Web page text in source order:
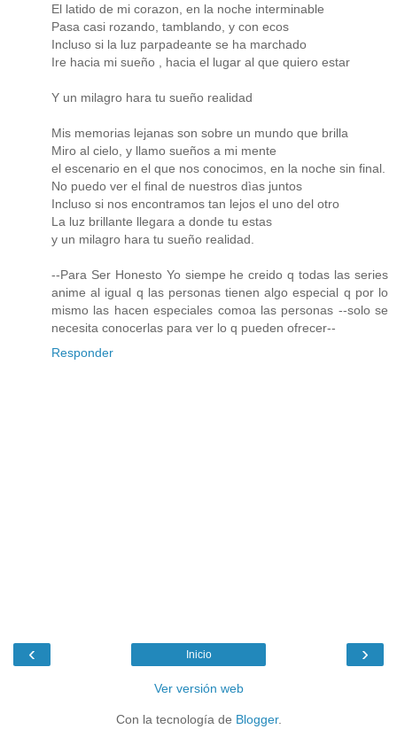
El latido de mi corazon, en la noche interminable
Pasa casi rozando, tamblando, y con ecos
Incluso si la luz parpadeante se ha marchado
Ire hacia mi sueño , hacia el lugar al que quiero estar
Y un milagro hara tu sueño realidad
Mis memorias lejanas son sobre un mundo que brilla
Miro al cielo, y llamo sueños a mi mente
el escenario en el que nos conocimos, en la noche sin final.
No puedo ver el final de nuestros dìas juntos
Incluso si nos encontramos tan lejos el uno del otro
La luz brillante llegara a donde tu estas
y un milagro hara tu sueño realidad.
--Para Ser Honesto Yo siempe he creido q todas las series
anime al igual q las personas tienen algo especial q por lo
mismo las hacen especiales comoa las personas --solo se
necesita conocerlas para ver lo q pueden ofrecer--
Responder
‹ ›
Inicio
Ver versión web
Con la tecnología de Blogger.